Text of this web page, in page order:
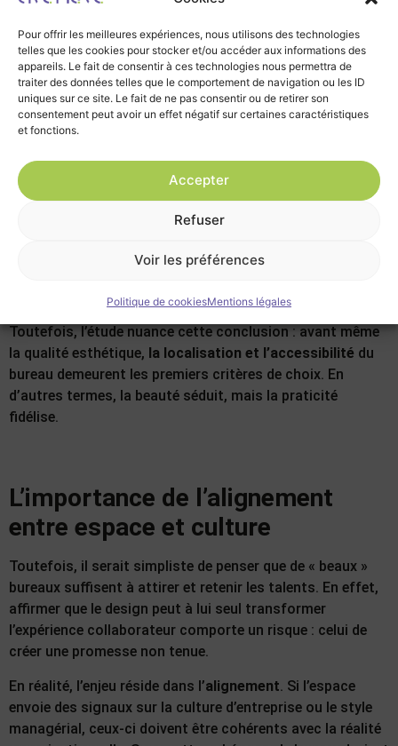
Pour offrir les meilleures expériences, nous utilisons des technologies
telles que les cookies pour stocker et/ou accéder aux informations des
appareils. Le fait de consentir à ces technologies nous permettra de
traiter des données telles que le comportement de navigation ou les ID
uniques sur ce site. Le fait de ne pas consentir ou de retirer son
consentement peut avoir un effet négatif sur certaines caractéristiques
et fonctions.
Accepter
Refuser
Voir les préférences
Politique de cookiesMentions légales
Google Campus à Paris, © Blog Google France
Toutefois, l’étude nuance cette conclusion : avant même
la qualité esthétique, la localisation et l’accessibilité du
bureau demeurent les premiers critères de choix. En
d’autres termes, la beauté séduit, mais la praticité
fidélise.
L’importance de l’alignement
entre espace et culture
Toutefois, il serait simpliste de penser que de « beaux »
bureaux suffisent à attirer et retenir les talents. En effet,
affirmer que le design peut à lui seul transformer
l’expérience collaborateur comporte un risque : celui de
créer une promesse non tenue.
En réalité, l’enjeu réside dans l’alignement. Si l’espace
envoie des signaux sur la culture d’entreprise ou le style
managérial, ceux-ci doivent être cohérents avec la réalité